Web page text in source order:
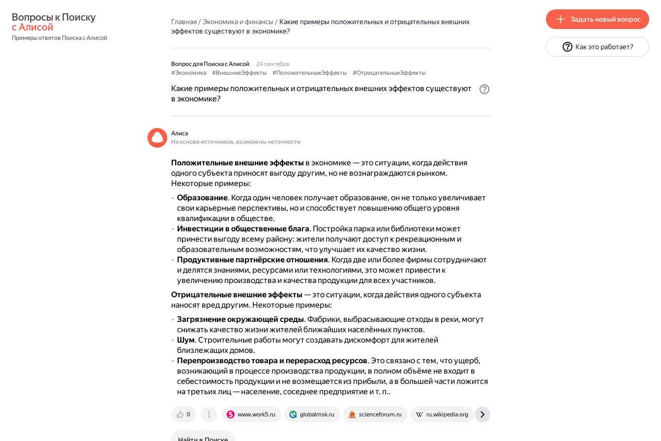
с Алисой
Примеры ответов Поиска с Алисой
Главная/Экономика и финансы / Какие примеры положительных и отрицательных внешних
эффектов существуют в экономике?
Вопрос для Поиска с Алисой
24 сентября
#Экономика
#ВнешниеЭффекты #ПоложительныеЭффекты #ОтрицательныеЭффекты
Какие примеры положительных и отрицательных внешних эффектов существуют
в экономике?
Алиса
На основе источников, возможны неточности
Положительные внешние эффекты в экономике — это ситуации, когда действия
одного субъекта приносят выгоду другим, но не вознаграждаются рынком.
Некоторые примеры:
Образование. Когда один человек получает образование, он не только увеличивает
свои карьерные перспективы, но и способствует повышению общего уровня
квалификации в обществе.
Инвестиции в общественные блага. Постройка парка или библиотеки может
принести выгоду всему району: жители получают доступ к рекреационным и
образовательным возможностям, что улучшает их качество жизни.
Продуктивные партнёрские отношения. Когда две или более фирмы сотрудничают
и делятся знаниями, ресурсами или технологиями, это может привести к
увеличению производства и качества продукции для всех участников.
Отрицательные внешние эффекты — это ситуации, когда действия одного субъекта
наносят вред другим. Некоторые примеры:
Загрязнение окружающей среды. Фабрики, выбрасывающие отходы в реки, могут
снижать качество жизни жителей ближайших населённых пунктов.
Шум. Строительные работы могут создавать дискомфорт для жителей
близлежащих домов.
Перепроизводство товара и перерасход ресурсов. Это связано с тем, что ущерб,
возникающий в процессе производства продукции, в полном объёме не входит в
себестоимость продукции и не возмещается из прибыли, а в большей части ложится
на третьих лиц — население, соседнее предприятие и т. п..
0 www.work5.ru globalmsk.ru scienceforum.ru ru.wikipedia.org
Задать новый вопрос
Как это работает?